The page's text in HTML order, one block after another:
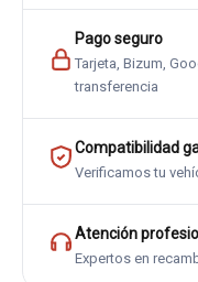
Pago seguro
Tarjeta, Bizum,
transferencia
Compatibilidad
Verificamos tu
Atención
Expertos en